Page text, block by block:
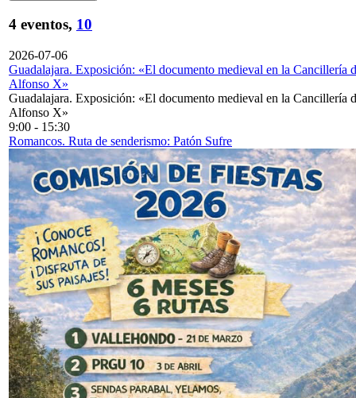
4 eventos, 10
2026-07-06
Guadalajara. Exposición: «El documento medieval en la Cancillería
Alfonso X»
Guadalajara. Exposición: «El documento medieval en la Cancillería
Alfonso X»
9:00 - 15:30
Romancos. Ruta de senderismo: Patón Sufre